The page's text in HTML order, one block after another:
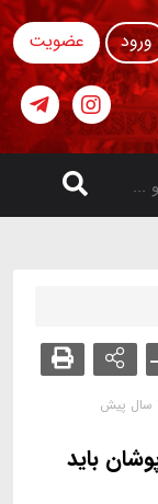
ورود عضویت
باید